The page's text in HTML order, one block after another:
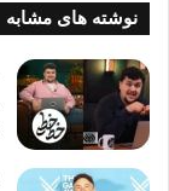
نوشته های مشابه